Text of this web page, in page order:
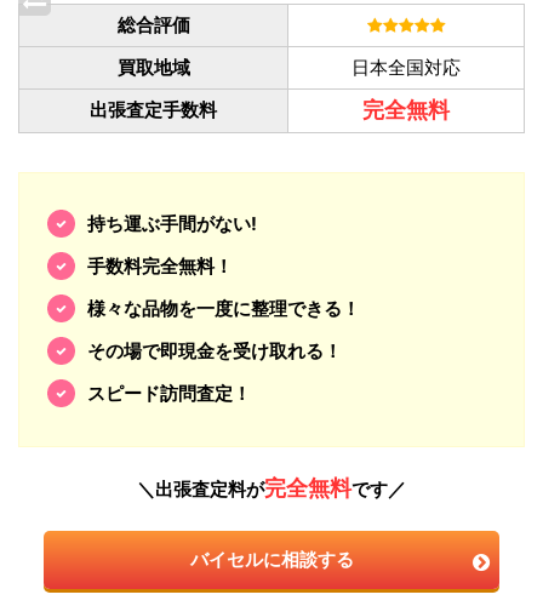
総合評価
買取地域
日本全国対応
出張査定手数料
完全無料
持ち運ぶ手間がない!
手数料完全無料！
様々な品物を一度に整理できる！
その場で即現金を受け取れる！
スピード訪問査定！
＼出張査定料が完全無料です／
バイセルに相談する